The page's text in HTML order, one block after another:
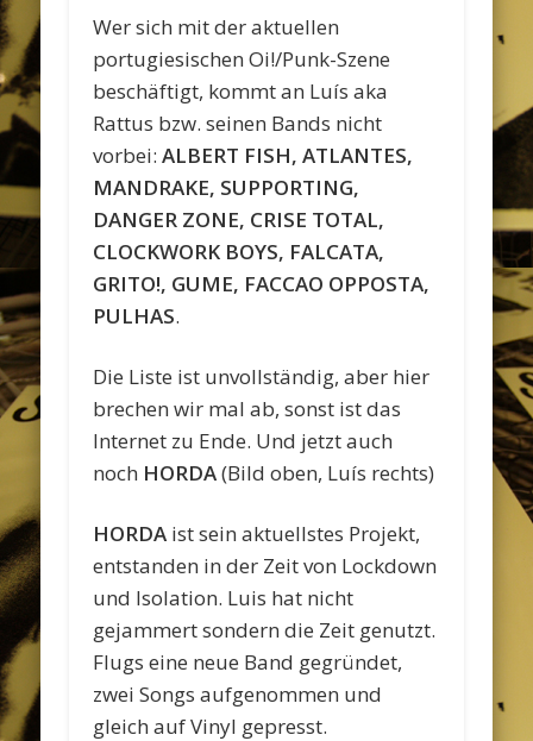
Wer sich mit der aktuellen
portugiesischen Oi!/Punk-Szene
beschäftigt, kommt an Luís aka
Rattus bzw. seinen Bands nicht
vorbei:ALBERT FISH, ATLANTES,
MANDRAKE, SUPPORTING,
DANGER ZONE, CRISE TOTAL,
CLOCKWORK BOYS, FALCATA,
GRITO!, GUME, FACCAO OPPOSTA,
PULHAS.
Die Liste ist unvollständig, aber hier
brechen wir mal ab, sonst ist das
Internet zu Ende. Und jetzt auch
noch HORDA(Bild oben, Luís rechts)
HORDA ist sein aktuellstes Projekt,
entstanden in der Zeit von Lockdown
und Isolation. Luis hat nicht
gejammert sondern die Zeit genutzt.
Flugs eine neue Band gegründet,
zwei Songs aufgenommen und
gleich auf Vinyl gepresst.